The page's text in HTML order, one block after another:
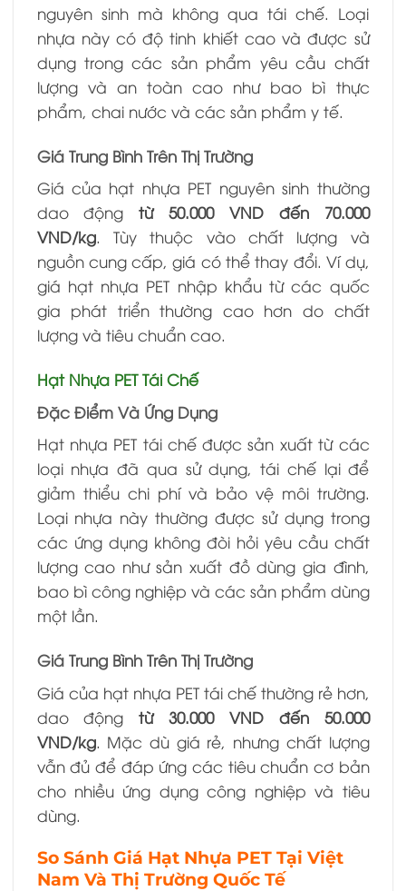
nguyên sinh mà không qua tái chế. Loại
nhựa này có độ tinh khiết cao và được sử
dụng trong các sản phẩm yêu cầu chất
lượng và an toàn cao như bao bì thực
phẩm, chai nước và các sản phẩm y tế.
Giá Trung Bình Trên Thị Trường
Giá của hạt nhựa PET nguyên sinh thường
dao độngtừ 50.000 VND đến 70.000
VND/kg. Tùy thuộc vào chất lượng và
nguồn cung cấp, giá có thể thay đổi. Ví dụ,
giá hạt nhựa PET nhập khẩu từ các quốc
gia phát triển thường cao hơn do chất
lượng và tiêu chuẩn cao.
Hạt Nhựa PET Tái Chế
Đặc Điểm Và Ứng Dụng
Hạt nhựa PET tái chế được sản xuất từ các
loại nhựa đã qua sử dụng, tái chế lại để
giảm thiểu chi phí và bảo vệ môi trường.
Loại nhựa này thường được sử dụng trong
các ứng dụng không đòi hỏi yêu cầu chất
lượng cao như sản xuất đồ dùng gia đình,
bao bì công nghiệp và các sản phẩm dùng
một lần.
Giá Trung Bình Trên Thị Trường
Giá của hạt nhựa PET tái chế thường rẻ hơn,
dao độngtừ 30.000 VND đến 50.000
VND/kg. Mặc dù giá rẻ, nhưng chất lượng
vẫn đủ để đáp ứng các tiêu chuẩn cơ bản
cho nhiều ứng dụng công nghiệp và tiêu
dùng.
So Sánh Giá Hạt Nhựa PET Tại Việt
Nam Và Thị Trường Quốc Tế